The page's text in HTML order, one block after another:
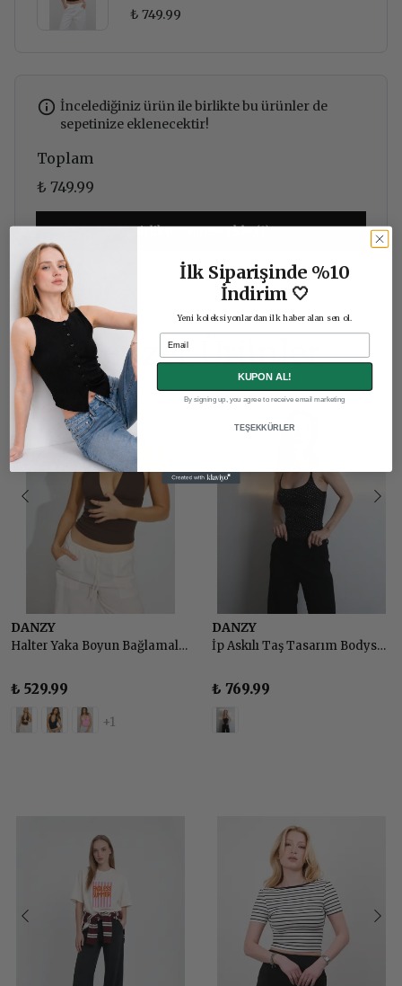
₺ 749.99
İncelediğiniz ürün ile birlikte bu ürünler de
sepetinize eklenecektir!
Toplam
₺ 749.99
Birlikte Sepete Ekle (1)
Benzer Ürünler
DANZY
Halter Yaka Boyun Bağlamalı Sırt Dekolteli Top Body
₺ 529.99
+1
DANZY
İp Askılı Taş Tasarım Bodysuit - SİYAH
₺ 769.99
İlk Siparişinde %10
İndirim 🤍
Yeni koleksiyonlardan ilk haber alan sen ol.
Email
KUPON AL!
By signing up, you agree to receive email marketing
TEŞEKKÜRLER